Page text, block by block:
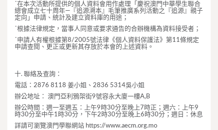
˙在本次活動所提供的個人資料會用作處理「慶祝澳門中華學生聯合
總會成立七十周年—『追源溯本』毛筆推廣系列活動之『追源』親子
定向」申請、統計及建立資料庫的用途；
˙根據法律規定，當事人同意或要求通告的合辦機構為資料接受者；
˙申請人有權根據第8/2005號法律《個人資料保護法》第11條規定
申請查閱、更正或更新其存放於本會的上述資料。
十. 聯絡及查詢：
電話：2876 8118 姜小姐、2836 5314吳小姐
辦公地址： 澳門亞利鴉架街9號容永大廈一樓A,B
辦公時間：週一至週五：上午9時30分至晚上7時正；週六：上午9
時30分至中午1時30分，下午2時30分至晚上6時30分；週日：休息
詳請可瀏覽澳門學聯網站 https://www.aecm.org.mo